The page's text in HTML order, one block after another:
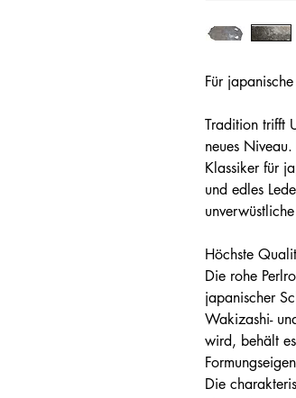
Für
Tradition trifft
neues
Klassiker für
und edles
Höchste
Die rohe
japanischer
Wakizashi-
wird, behält
Die